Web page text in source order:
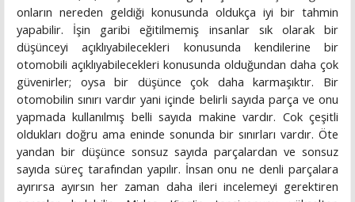
onların nereden geldiği konusunda oldukça iyi bir tahmin
yapabilir. İşin garibi eğitilmemiş insanlar sık olarak bir
düşünceyi açıklıyabilecekleri konusunda kendilerine bir
otomobili açıklıyabilecekleri konusunda olduğundan daha çok
güvenirler; oysa bir düşünce çok daha karmaşıktır. Bir
otomobilin sınırı vardır yani içinde belirli sayıda parça ve onu
yapmada kullanılmış belli sayıda makine vardır. Cok çeşitli
oldukları doğru ama eninde sonunda bir sınırları vardır. Öte
yandan bir düşünce sonsuz sayıda parçalardan ve sonsuz
sayıda süreç tarafından yapılır. İnsan onu ne denli parçalara
ayırırsa ayırsın her zaman daha ileri incelemeyi gerektiren